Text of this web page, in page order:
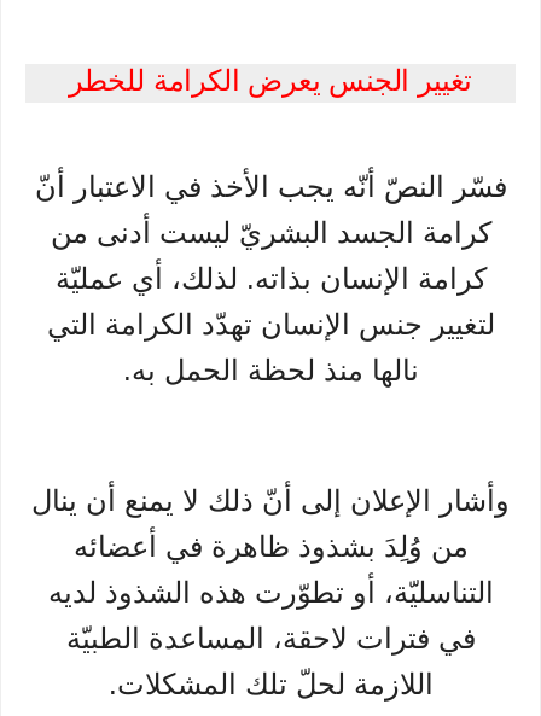
تغيير الجنس يعرض الكرامة للخطر
فسّر النصّ أنّه يجب الأخذ في الاعتبار أنّ
كرامة الجسد البشريّ ليست أدنى من
كرامة الإنسان بذاته. لذلك، أي عمليّة
لتغيير جنس الإنسان تهدّد الكرامة التي
نالها منذ لحظة الحمل به.
وأشار الإعلان إلى أنّ ذلك لا يمنع أن ينال
من وُلِدَ بشذوذ ظاهرة في أعضائه
التناسليّة، أو تطوّرت هذه الشذوذ لديه
في فترات لاحقة، المساعدة الطبيّة
اللازمة لحلّ تلك المشكلات.